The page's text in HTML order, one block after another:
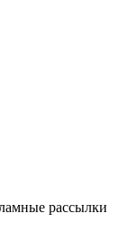
рассылки